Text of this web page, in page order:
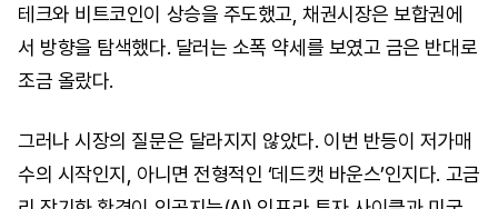
테크와 비트코인이 상승을 주도했고, 채권시장은 보합권에
서 방향을 탐색했다. 달러는 소폭 약세를 보였고 금은 반대로
조금 올랐다.
그러나 시장의 질문은 달라지지 않았다. 이번 반등이 저가매
수의 시작인지, 아니면 전형적인 ‘데드캣 바운스’인지다. 고금